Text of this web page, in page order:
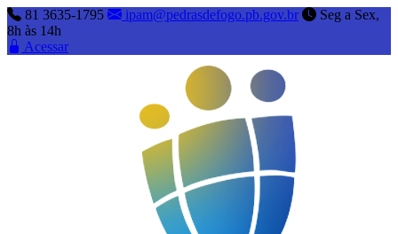
81 3635-1795 ipam@pedrasdefogo.pb.gov.br
Seg a Sex,
8h às 14h
Acessar